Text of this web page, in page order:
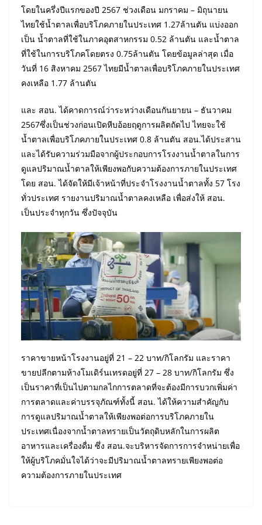
โดยในครึ่งปีแรกของปี 2567 ช่วงเดือน มกราคม – มิถุนายน
ไทยใช้น้ำตาลเพื่อบริโภคภายในประเทศ 1.27ล้านตัน แบ่งออก
เป็น น้ำตาลที่ใช้ในภาคอุตสาหกรรม 0.52 ล้านตัน และน้ำตาล
ที่ใช้ในการบริโภคโดยตรง 0.75ล้านตัน โดยข้อมูลล่าสุด เมื่อ
วันที่ 16 สิงหาคม 2567 ไทยมีน้ำตาลเพื่อบริโภคภายในประเทศ
คงเหลือ 1.77 ล้านตัน
และ สอน. ได้คาดการณ์ว่าระหว่างเดือนกันยายน – ธันวาคม
2567ซึ่งเป็นช่วงก่อนเปิดหีบอ้อยฤดูการผลิตถัดไป ไทยจะใช้
น้ำตาลเพื่อบริโภคภายในประเทศ 0.8 ล้านตัน สอน.ได้ประสาน
และได้รับความร่วมมือจากผู้ประกอบการโรงงานน้ำตาลในการ
ดูแลปริมาณน้ำตาลให้เพียงพอกับความต้องการภายในประเทศ
โดย สอน. ได้จัดให้มีเจ้าหน้าที่ประจำโรงงานน้ำตาลทั้ง 57 โรง
ทั่วประเทศ รายงานปริมาณน้ำตาลคงเหลือ เพื่อส่งให้ สอน.
เป็นประจำทุกวัน ซึ่งปัจจุบัน
ราคาขายหน้าโรงงานอยู่ที่ 21 – 22 บาท/กิโลกรัม และราคา
ขายปลีกตามห้างโมเดิร์นเทรดอยู่ที่ 27 – 28 บาท/กิโลกรัม ซึ่ง
เป็นราคาที่เป็นไปตามกลไกการตลาดที่จะต้องมีการบวกเพิ่มค่า
การตลาดและค่าบรรจุภัณฑ์ทั้งนี้ สอน. ได้ให้ความสำคัญกับ
การดูแลปริมาณน้ำตาลให้เพียงพอต่อการบริโภคภายใน
ประเทศเนื่องจากน้ำตาลทรายเป็นวัตถุดิบหลักในการผลิต
อาหารและเครื่องดื่ม ซึ่ง สอน.จะบริหารจัดการการจำหน่ายเพื่อ
ให้ผู้บริโภคมั่นใจได้ว่าจะมีปริมาณน้ำตาลทรายเพียงพอต่อ
ความต้องการภายในประเทศ